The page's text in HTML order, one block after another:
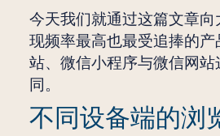
今天我们就通过这篇文章向
现频率最高也最受追捧的
站、微信小程序与微信网站
同。
不同设备端的浏